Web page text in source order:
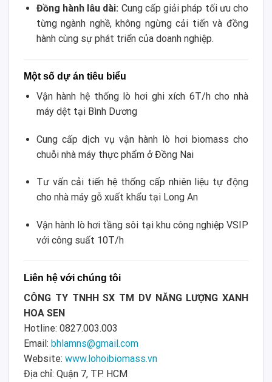
Đồng hành lâu dài: Cung cấp giải pháp tối ưu cho
từng ngành nghề, không ngừng cải tiến và đồng
hành cùng sự phát triển của doanh nghiệp.
Một số dự án tiêu biểu
Vận hành hệ thống lò hơi ghi xích 6T/h cho nhà
máy dệt tại Bình Dương
Cung cấp dịch vụ vận hành lò hơi biomass cho
chuỗi nhà máy thực phẩm ở Đồng Nai
Tư vấn cải tiến hệ thống cấp nhiên liệu tự động
cho nhà máy gỗ xuất khẩu tại Long An
Vận hành lò hơi tầng sôi tại khu công nghiệp VSIP
với công suất 10T/h
Liên hệ với chúng tôi
CÔNG TY TNHH SX TM DV NĂNG LƯỢNG XANH
HOA SEN
Hotline: 0827.003.003
Email: bhlamns@gmail.com
Website: www.lohoibiomass.vn
Địa chỉ: Quận 7, TP. HCM